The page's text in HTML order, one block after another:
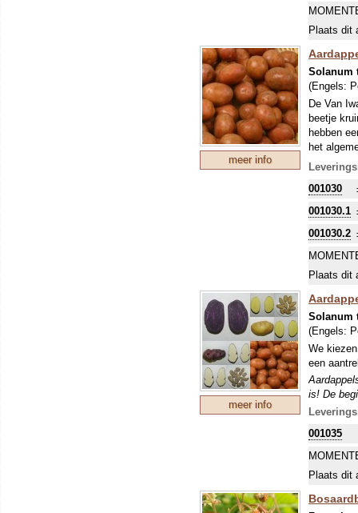
ons
normale
uitplanten
Plaats dit
meer info
Solanum
(Engels:
De Van
beetje
hebben
het
001030
001030.1
001030.2
Plaats dit
meer info
Solanum
(Engels:
We
een
is! De
001035
Plaats dit